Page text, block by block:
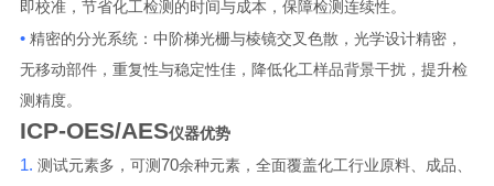
即校准，节省化工检测的时间与成本，保障检测连续性。
• 精密的分光系统：中阶梯光栅与棱镜交叉色散，光学设计精密，
无移动部件，重复性与稳定性佳，降低化工样品背景干扰，提升检
测精度。
ICP-OES/AES仪器优势
1. 测试元素多，可测 70余种元素，全面覆盖化工行业原料、成品、